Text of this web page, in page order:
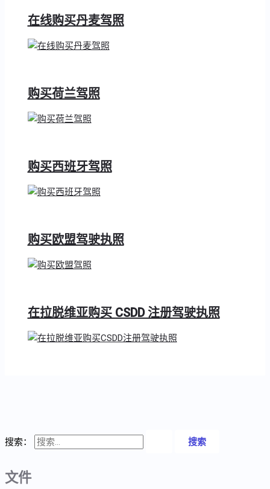
搜索：
文件
在线购买丹麦驾照
购买荷兰驾照
购买西班牙驾照
购买欧盟驾驶执照
在拉脱维亚购买 CSDD 注册驾驶执照